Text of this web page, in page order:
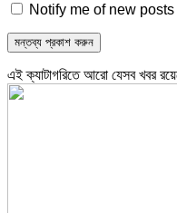
Notify me of new
এই ক্যাটাগরিতে আরো যেসব খবর